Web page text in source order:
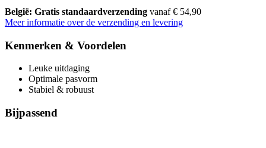
België: Gratis standaardverzending vanaf € 54,90
Meer informatie over de verzending en levering
Kenmerken & Voordelen
Leuke uitdaging
Optimale pasvorm
Stabiel & robuust
Bijpassend